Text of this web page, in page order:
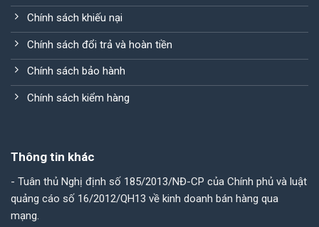
Chính sách khiếu nại
Chính sách đổi trả và hoàn tiền
Chính sách bảo hành
Chính sách kiểm hàng
Thông tin khác
- Tuân thủ Nghị định số 185/2013/NĐ-CP của Chính phủ và luật
quảng cáo số 16/2012/QH13 về kinh doanh bán hàng qua
mạng.